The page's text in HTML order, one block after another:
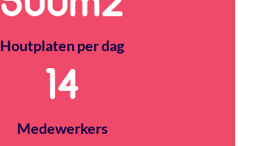
Houtplaten per dag
14
Medewerkers